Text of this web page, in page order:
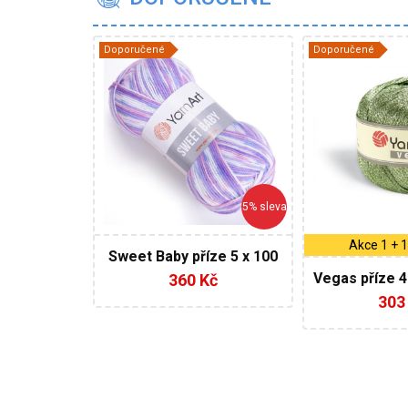
Doporučené
YarnArt
100 % Akryl
Fantasy
300
5
5% sleva
Sweet Baby příze 5 x 100
g AKCE
360 Kč
Doporučené
40%
Fantasy
Akce 1 +
Vegas příze